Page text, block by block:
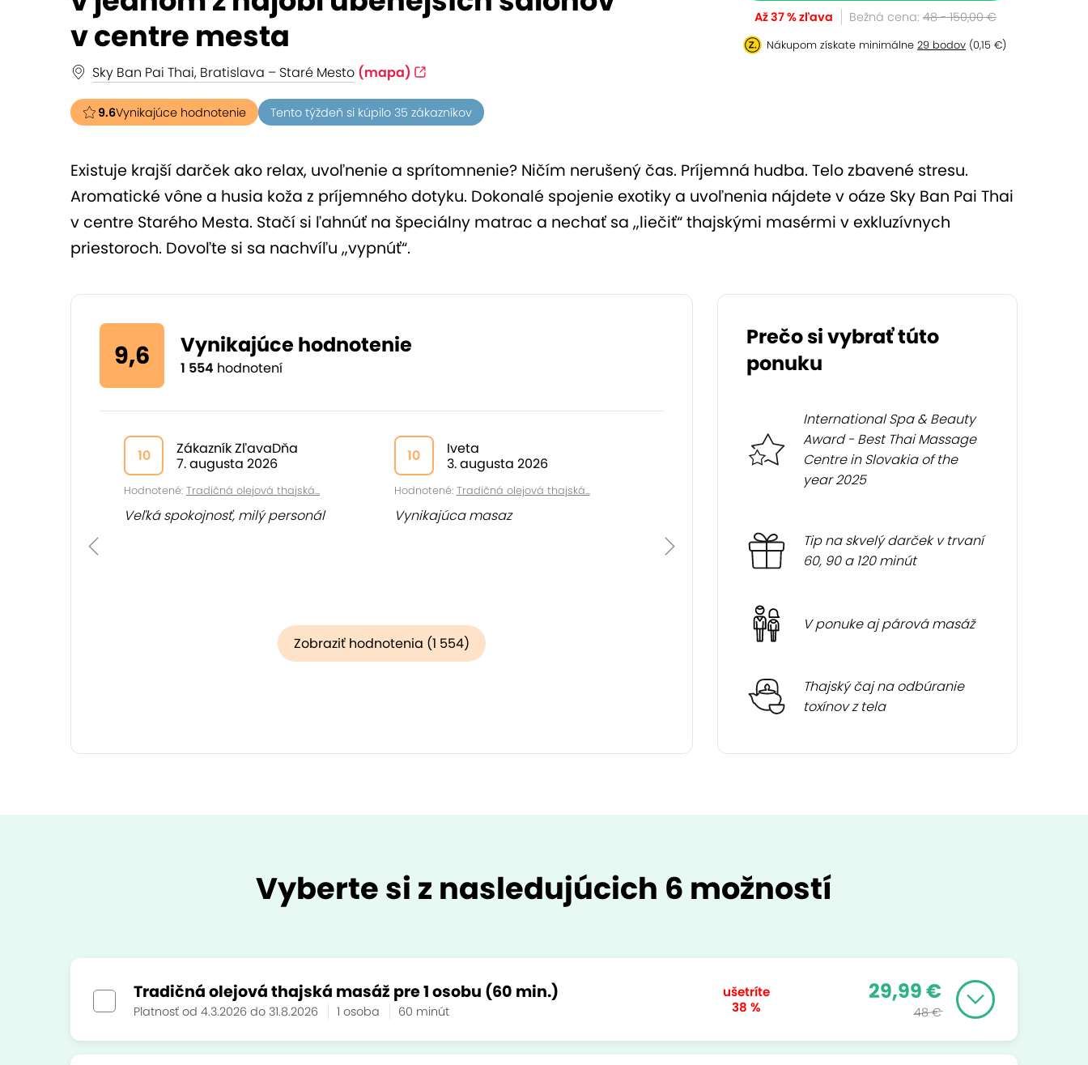
v centre mesta
Sky Ban Pai Thai, Bratislava – Staré Mesto (mapa)
9.6Vynikajúce hodnotenie Tento týždeň si kúpilo 35 zákazníkov
Až 37 % zľava Bežná cena: 48 - 150,00 €
Nákupom získate minimálne 29 bodov (0,15 €)
Existuje krajší darček ako relax, uvoľnenie a sprítomnenie? Ničím nerušený čas. Príjemná hudba. Telo zbavené stresu.
Aromatické vône a husia koža z príjemného dotyku. Dokonalé spojenie exotiky a uvoľnenia nájdete v oáze Sky Ban Pai Thai
v centre Starého Mesta. Stačí si ľahnúť na špeciálny matrac a nechať sa „liečiť“ thajskými masérmi v exkluzívnych
priestoroch. Dovoľte si sa nachvíľu „vypnúť“.
9,6 Vynikajúce hodnotenie
1 554 hodnotení
10
Zákazník ZľavaDňa
7. augusta 2026
Hodnotené: Tradičná olejová thajská...
Veľká spokojnosť, milý personál
10
Iveta
3. augusta 2026
Hodnotené: Tradičná olejová thajská...
Vynikajúca masaz
Zobraziť hodnotenia (1 554)
Prečo si vybrať túto
ponuku
International Spa & Beauty
Award - Best Thai Massage
Centre in Slovakia of the
year 2025
Tip na skvelý darček v trvaní
60, 90 a 120 minút
V ponuke aj párová masáž
Thajský čaj na odbúranie
toxínov z tela
Vyberte si z nasledujúcich 6 možností
Tradičná olejová thajská masáž pre 1 osobu (60 min.)
Platnosť od 4.3.2026 do 31.8.2026 1 osoba 60 minút
ušetríte
38 %
29,99 €
48 €